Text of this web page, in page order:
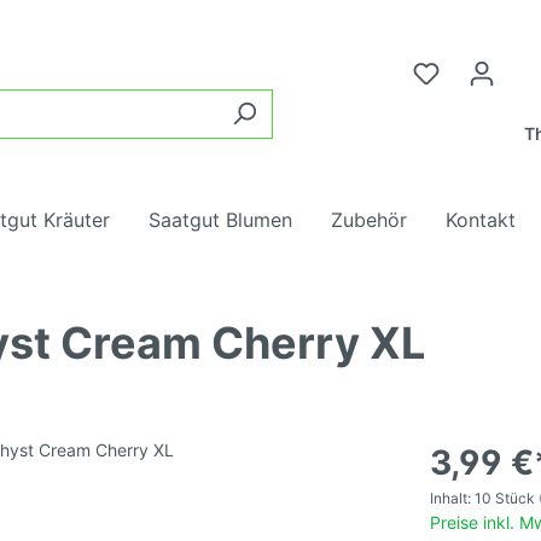
Kräuter Saatgut Blumen Zubehör Kontakt
rot,
Tomatensamen, rot,
Tomatensamen, gelb,
Wurzelgemüse
Hülsenfrüchte
Heilkräuter
Blumenmischungen
Insektenblumen
Tomaten Tomatendünger
Cream Cherry XL
3,99
Inhalt: 10 Stück
Preise inkl.